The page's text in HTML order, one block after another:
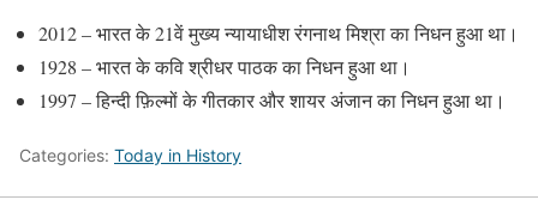
2012 – भारत के 21वें मुख्य न्यायाधीश रंगनाथ मिश्रा का निधन हुआ था।
1928 – भारत के कवि श्रीधर पाठक का निधन हुआ था।
1997 – हिन्दी फ़िल्मों के गीतकार और शायर अंजान का निधन हुआ था।
Categories: Today in History